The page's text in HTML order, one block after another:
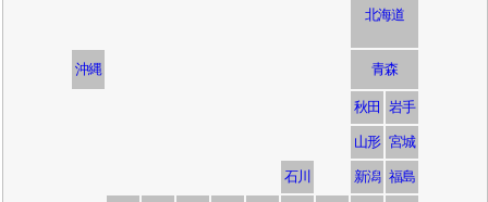
北海道
沖縄 青森
秋田 岩手
山形 宮城
石川 新潟 福島